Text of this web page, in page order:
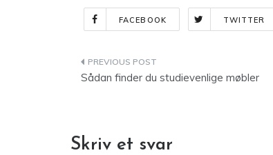
FACEBOOK TWITTER
Indlægsnavigation
Sådan finder du studievenlige møbler
Skriv et svar